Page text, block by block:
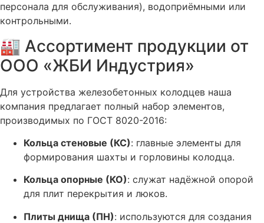
персонала для обслуживания), водоприёмными или
контрольными.
🏭 Ассортимент продукции от
ООО «ЖБИ Индустрия»
Для устройства железобетонных колодцев наша
компания предлагает полный набор элементов,
производимых по ГОСТ 8020-2016:
Кольца стеновые (КС): главные элементы для
формирования шахты и горловины колодца.
Кольца опорные (КО): служат надёжной опорой
для плит перекрытия и люков.
Плиты днища (ПН): используются для создания